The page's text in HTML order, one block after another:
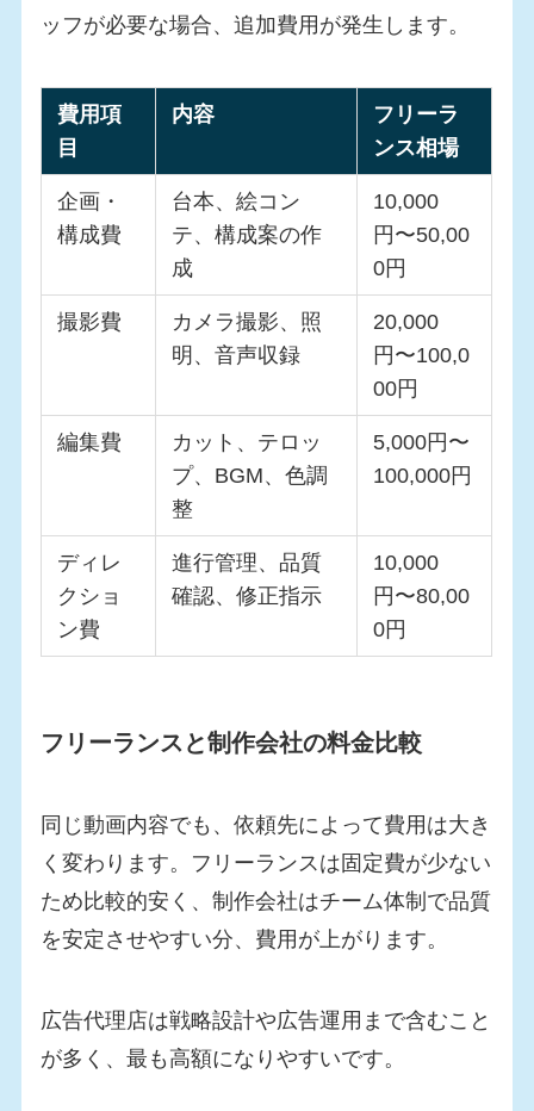
ッフが必要な場合、追加費用が発生します。
費用項
目
内容
フリーラ
ンス相場
企画・
構成費
台本、絵コン
テ、構成案の作
成
10,000
円〜50,00
0円
撮影費
カメラ撮影、照
明、音声収録
20,000
円〜100,0
00円
編集費
カット、テロッ
プ、BGM、色調
整
5,000円〜
100,000円
ディレ
クショ
ン費
進行管理、品質
確認、修正指示
10,000
円〜80,00
0円
フリーランスと制作会社の料金比較
同じ動画内容でも、依頼先によって費用は大き
く変わります。フリーランスは固定費が少ない
ため比較的安く、制作会社はチーム体制で品質
を安定させやすい分、費用が上がります。
広告代理店は戦略設計や広告運用まで含むこと
が多く、最も高額になりやすいです。